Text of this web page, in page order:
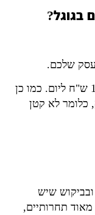
בגוגל?
שלכם.
התקציב המינימלי לפרסום בגוגל הוא 100 ש"ח ליום. כמו כן
לא קטן
שיש
תחרותיים,